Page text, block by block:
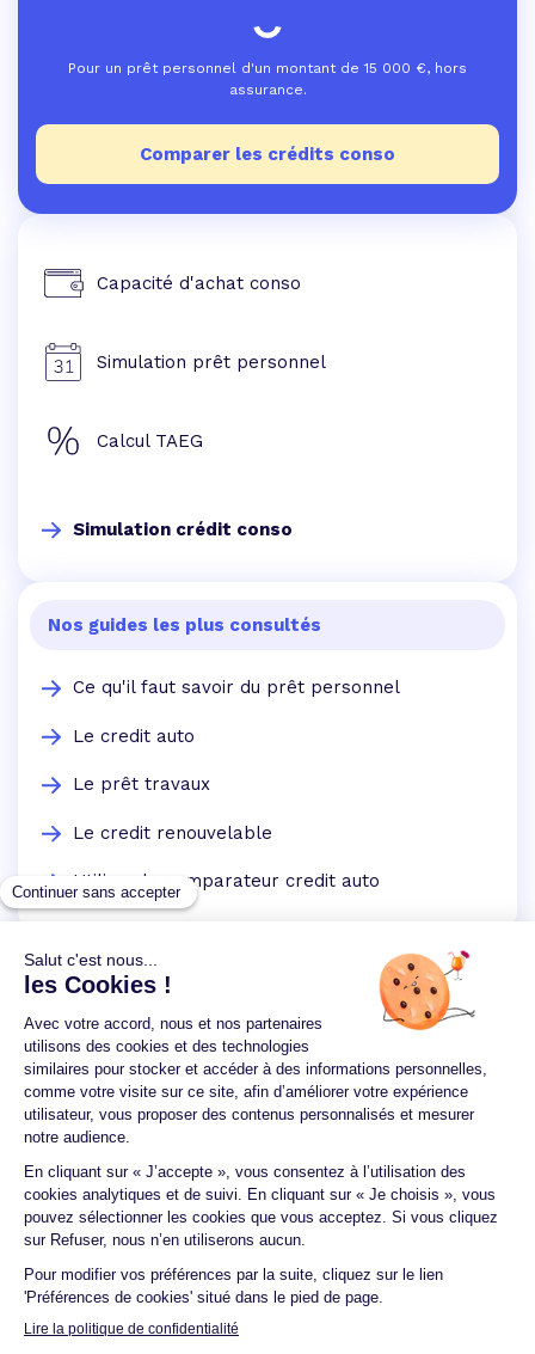
Pour un prêt personnel d'un montant de 15 000 €, hors
assurance.
Comparer les crédits conso
Capacité d'achat conso
Simulation prêt personnel
Calcul TAEG
Simulation crédit conso
Nos guides les plus consultés
Ce qu'il faut savoir du prêt personnel
Le credit auto
Le prêt travaux
Le credit renouvelable
Utilisez le comparateur credit auto
Un crédit vous engage et doit être remboursé.
Vérifiez vos capacités de remboursement avant de
vous engager.
Aucun versement, de quelque nature que ce soit, ne
peut être exigé d'un particulier avant l'obtention
d'un ou plusieurs prêts d'argent.
© 2026 Guide du crédit •Plan du site• Mentions
Accessibilité Contact